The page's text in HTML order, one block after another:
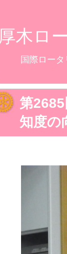
厚木ロ
国際ロー
第
知度の